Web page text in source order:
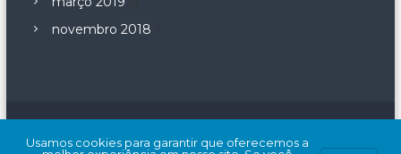
novembro 2018
aWordPress
Usamos cookies para garantir que oferecemos a